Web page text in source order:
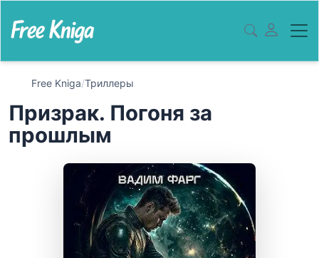
Free Kniga/Триллеры
Призрак. Погоня за
прошлым